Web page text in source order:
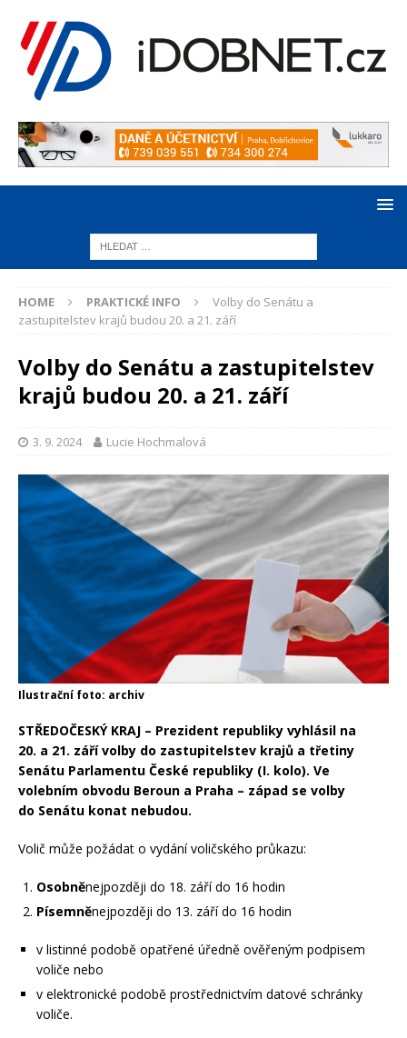
HOME PRAKTICKÉ INFO
Volby do Senátu a
zastupitelstev krajů budou 20. a 21. září
Volby do Senátu a zastupitelstev
krajů budou 20. a 21. září
3. 9. 2024 Lucie Hochmalová
Ilustrační foto: archiv
STŘEDOČESKÝ KRAJ – Prezident republiky vyhlásil na
20. a 21. září volby do zastupitelstev krajů a třetiny
Senátu Parlamentu České republiky (I. kolo). Ve
volebním obvodu Beroun a Praha – západ se volby
do Senátu konat nebudou.
Volič může požádat o vydání voličského průkazu:
Osobněnejpozději do 18. září do 16 hodin
Písemněnejpozději do 13. září do 16 hodin
v listinné podobě opatřené úředně ověřeným podpisem
voliče nebo
v elektronické podobě prostřednictvím datové schránky
voliče.